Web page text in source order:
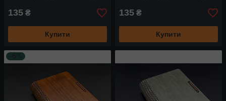
135 ₴
Купити
135 ₴
Купити